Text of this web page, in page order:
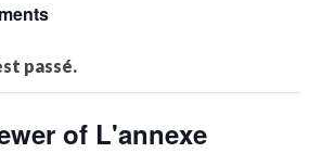
passé.
of L'annexe